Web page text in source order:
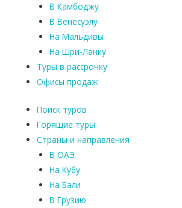
В Камбоджу
В Венесуэлу
На Мальдивы
На Шри-Ланку
Туры в рассрочку
Офисы продаж
Поиск туров
Горящие туры
Страны и направления
В ОАЭ
На Кубу
На Бали
В Грузию